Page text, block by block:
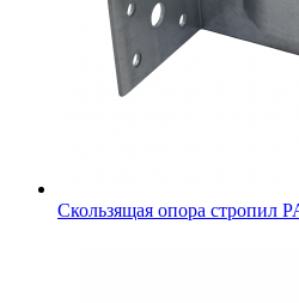
Скользящая опора стропил